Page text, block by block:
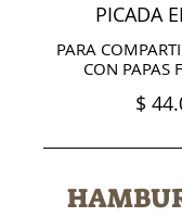
PICADA
PARA
CON PAPAS
$